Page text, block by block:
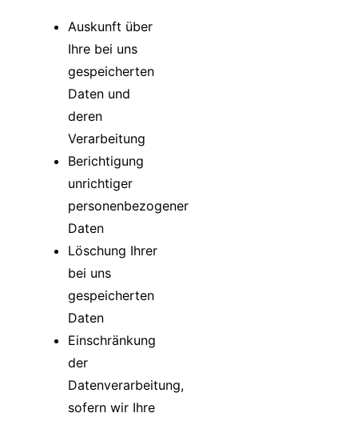
Auskunft über
Ihre bei uns
gespeicherten
Daten und
deren
Verarbeitung
Berichtigung
unrichtiger
personenbezogener
Daten
Löschung Ihrer
bei uns
gespeicherten
Daten
Einschränkung
der
Datenverarbeitung,
sofern wir Ihre